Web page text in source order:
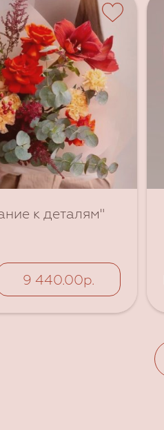
к деталям"
9 440.00р.